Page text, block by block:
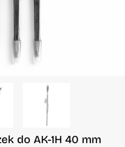
do AK-1H 40 mm